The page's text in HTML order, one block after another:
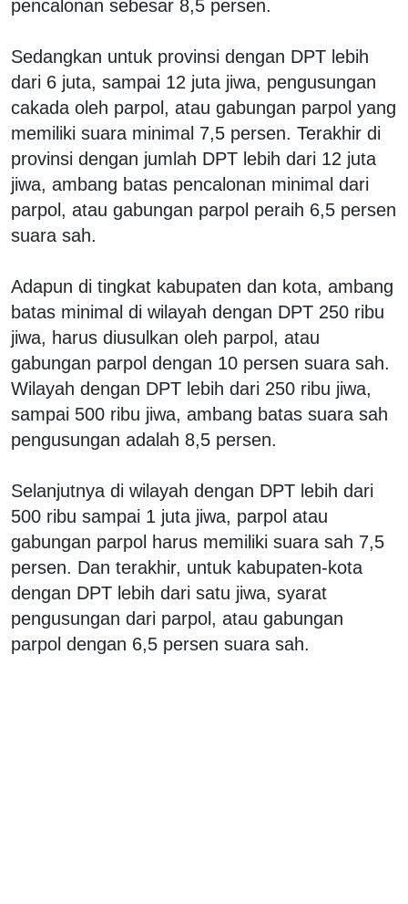
pencalonan sebesar 8,5 persen.
Sedangkan untuk provinsi dengan DPT lebih
dari 6 juta, sampai 12 juta jiwa, pengusungan
cakada oleh parpol, atau gabungan parpol yang
memiliki suara minimal 7,5 persen. Terakhir di
provinsi dengan jumlah DPT lebih dari 12 juta
jiwa, ambang batas pencalonan minimal dari
parpol, atau gabungan parpol peraih 6,5 persen
suara sah.
Adapun di tingkat kabupaten dan kota, ambang
batas minimal di wilayah dengan DPT 250 ribu
jiwa, harus diusulkan oleh parpol, atau
gabungan parpol dengan 10 persen suara sah.
Wilayah dengan DPT lebih dari 250 ribu jiwa,
sampai 500 ribu jiwa, ambang batas suara sah
pengusungan adalah 8,5 persen.
Selanjutnya di wilayah dengan DPT lebih dari
500 ribu sampai 1 juta jiwa, parpol atau
gabungan parpol harus memiliki suara sah 7,5
persen. Dan terakhir, untuk kabupaten-kota
dengan DPT lebih dari satu jiwa, syarat
pengusungan dari parpol, atau gabungan
parpol dengan 6,5 persen suara sah.